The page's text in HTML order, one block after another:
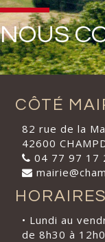
NOUS
CÔTÉ
82 rue de la
42600
04 77 97 17
• Lundi au
de 8h30 à